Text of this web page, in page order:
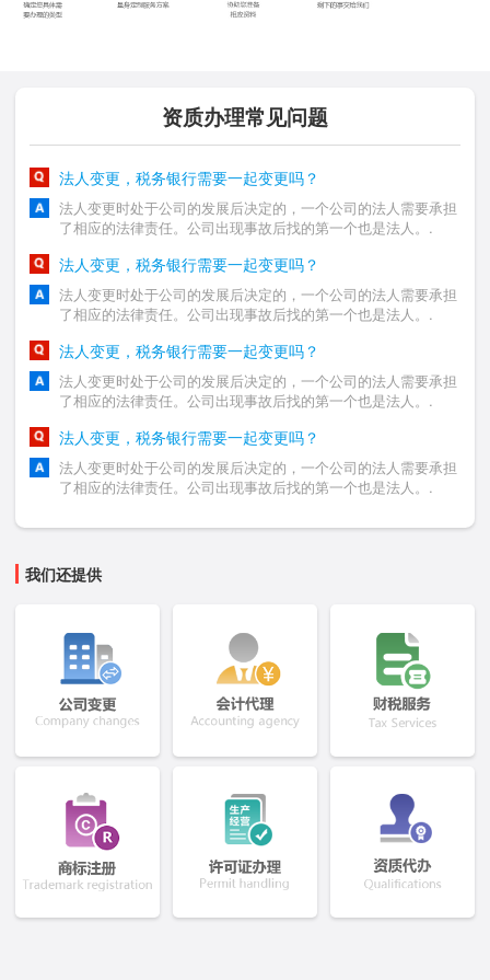
资质办理常见问题
法人变更，税务银行需要一起变更吗？
法人变更时处于公司的发展后决定的，一个公司的法人需要承担
了相应的法律责任。公司出现事故后找的第一个也是法人。.
法人变更，税务银行需要一起变更吗？
法人变更时处于公司的发展后决定的，一个公司的法人需要承担
了相应的法律责任。公司出现事故后找的第一个也是法人。.
法人变更，税务银行需要一起变更吗？
法人变更时处于公司的发展后决定的，一个公司的法人需要承担
了相应的法律责任。公司出现事故后找的第一个也是法人。.
法人变更，税务银行需要一起变更吗？
法人变更时处于公司的发展后决定的，一个公司的法人需要承担
了相应的法律责任。公司出现事故后找的第一个也是法人。.
我们还提供